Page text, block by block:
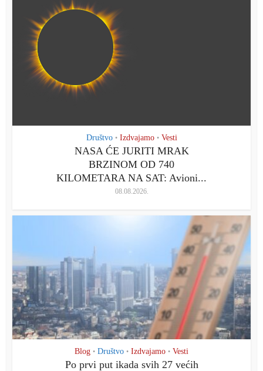
Društvo • Izdvajamo • Vesti
NASA ĆE JURITI MRAK
BRZINOM OD 740
KILOMETARA NA SAT: Avioni...
08.08.2026.
Blog • Društvo • Izdvajamo • Vesti
Po prvi put ikada svih 27 većih